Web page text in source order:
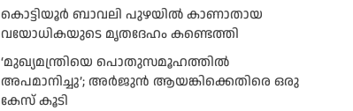
കൊട്ടിയൂർ ബാവലി പുഴയിൽ കാണാതായ
വയോധികയുടെ മൃതദേഹം കണ്ടെത്തി
‘മുഖ്യമന്ത്രിയെ പൊതുസമൂഹത്തിൽ
അപമാനിച്ചു’; അർജുൻ ആയങ്കിക്കെതിരെ ഒരു
കേസ് കൂടി